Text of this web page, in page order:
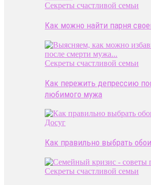
Секреты счастливой семьи
Как можно найти парня
Секреты счастливой семьи
Как пережить депрессию
любимого мужа
Досуг
Как правильно выбрать обои
Секреты счастливой семьи